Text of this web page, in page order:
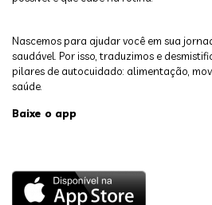
Nascemos para ajudar você em sua
saudável. Por isso, traduzimos e
pilares de autocuidado: alimentação,
saúde.
Baixe o app